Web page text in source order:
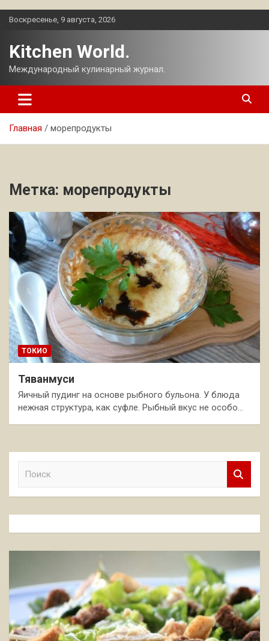
Перейти
Воскресенье, 9 августа, 2026
Kitchen World.
Международный кулинарный журнал.
Главная морепродукты
Метка: морепродукты
ТОКИО
Тяванмуси
Яичный пудинг на основе рыбного бульона. У блюда
нежная структура, как суфле. Рыбный вкус не особо…
к